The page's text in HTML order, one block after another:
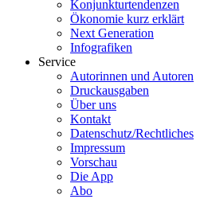
Konjunkturtendenzen
Ökonomie kurz erklärt
Next Generation
Infografiken
Service
Autorinnen und Autoren
Druckausgaben
Über uns
Kontakt
Datenschutz/Rechtliches
Impressum
Vorschau
Die App
Abo